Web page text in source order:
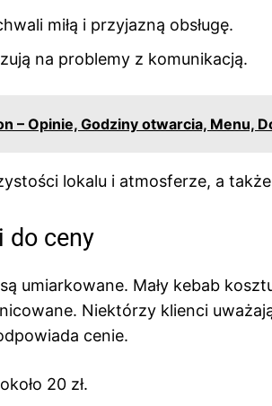
miłą i przyjazną obsługę.
na problemy z komunikacją.
– Opinie, Godziny otwarcia, Menu,
lokalu i atmosferze, a
do ceny
umiarkowane. Mały kebab
Niektórzy klienci
cenie.
20 zł.